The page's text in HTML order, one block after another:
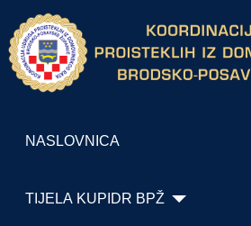
NASLOVNICA
TIJELA KUPIDR BPŽ